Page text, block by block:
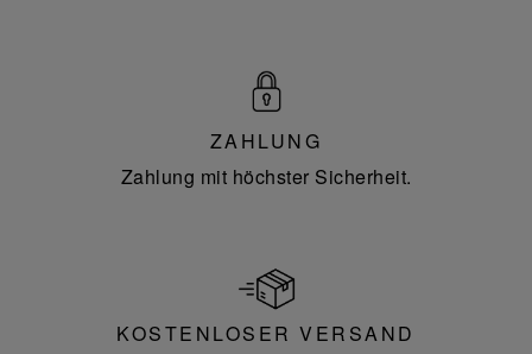
ZAHLUNG
Zahlung mit höchster Sicherheit.
KOSTENLOSER VERSAND